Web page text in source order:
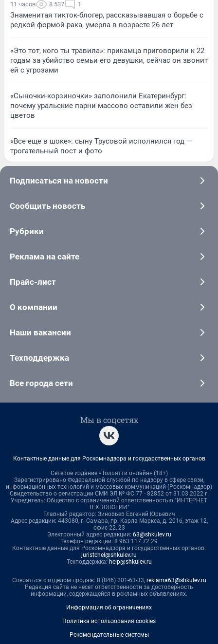
11 часов 8 537 1
Знаменитая тикток-блогер, рассказывавшая о борьбе с
редкой формой рака, умерла в возрасте 26 лет
«Это тот, кого ты травила»: прикамца приговорили к 22
годам за убийство семьи его девушки, сейчас он звонит
ей с угрозами
«Сыночки-корзиночки» заполонили Екатеринбург:
почему уральские парни массово оставили жен без
цветов
«Все еще в шоке»: сыну Трусовой исполнился год —
трогательный пост и фото
Подписаться на новости
Сообщить новость
Рубрики
Реклама на сайте
Прайс-лист
О компании
Наши вакансии
Техподдержка
Все города сети
Мы в соцсетях
Контактные данные для Роскомнадзора и государственных органов
Сетевое издание «Тольятти онлайн» (18+)
Зарегистрировано Федеральной службой по надзору в сфере связи,
информационных технологий и массовых коммуникаций (Роскомнадзор)
Свидетельство о регистрации СМИ ЭЛ № ФС 77 - 82852 от 31.03.2022 г.
Учредитель: Общество с ограниченной ответственностью "ИНТЕРНЕТ
ТЕХНОЛОГИИ"
Главный редактор: Зиновьев Евгений Юрьевич
Адрес редакции: 443080, г. Самара, пр. Карла Маркса, д. 201б, этаж 12,
офис 22, 23
Электронный адрес редакции: 63@shkulev.ru
Телефон редакции: 8 963 117 72 29
Контактные данные для Роскомнадзора и государственных органов:
juristchel@shkulev.ru
Техподдержка: help@shkulev.ru
Связаться с отделом продаж: 8 (846) 201-63-33, reklama63@shkulev.ru
Редакция сайта не несет ответственности за достоверность
информации, содержащейся в рекламных объявлениях.
Информация об ограничениях
Политика использования cookies
Рекомендательные системы